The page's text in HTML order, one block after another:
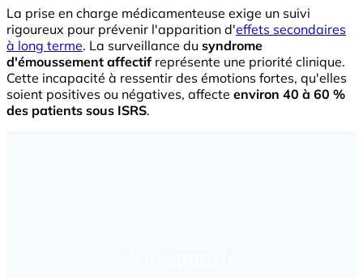
La prise en charge médicamenteuse exige un suivi
rigoureux pour prévenir l'apparition d'effets secondaires
à long terme. La surveillance du syndrome
d'émoussement affectifreprésente une priorité clinique.
Cette incapacité à ressentir des émotions fortes, qu'elles
soient positives ou négatives, affecte environ 40 à 60 %
des patients sous ISRS.